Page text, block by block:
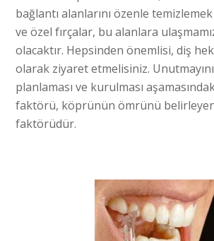
bağlantı alanlarını özenle
ve özel fırçalar, bu alanlara
olacaktır. Hepsinden önemlisi, diş
olarak ziyaret etmelisiniz.
planlaması ve kurulması
faktörü, köprünün ömrünü
faktörüdür.